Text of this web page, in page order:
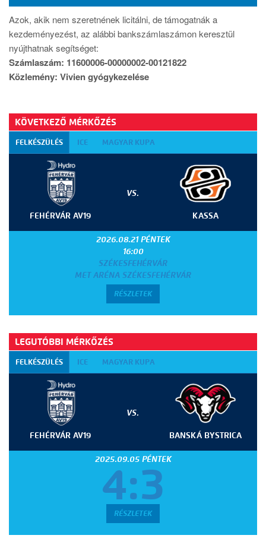
Azok, akik nem szeretnének licitálni, de támogatnák a
kezdeményezést, az alábbi bankszámlaszámon keresztül
nyújthatnak segítséget:
Számlaszám: 11600006-00000002-00121822
Közlemény: Vivien gyógykezelése
KÖVETKEZŐ MÉRKŐZÉS
FELKÉSZÜLÉS ICE MAGYAR KUPA
FEHÉRVÁR AV19
VS.
KASSA
2026.08.21 PÉNTEK
16:00
SZÉKESFEHÉRVÁR
MET ARÉNA SZÉKESFEHÉRVÁR
RÉSZLETEK
LEGUTÓBBI MÉRKŐZÉS
FELKÉSZÜLÉS ICE MAGYAR KUPA
FEHÉRVÁR AV19
VS.
BANSKÁ BYSTRICA
2025.09.05 PÉNTEK
4:3
RÉSZLETEK